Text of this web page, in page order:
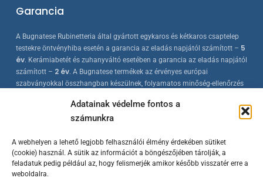
Adatainak védelme fontos a
számunkra
A webhelyen a lehető legjobb felhasználói élmény érdekében sütiket
(cookie) használ. A sütik az információt a böngészőjében tárolják, a
feladatuk pedig például az, hogy felismerjék amikor később visszatér erre a
weboldalra.
Garancia
A Bugnatese Rubinetteria által gyártott egykaros és kétkaros csaptelep
testekre öntvényhiba esetén a garancia az eladás napjától számított – 5
év. Kerámiabetét és zuhanyváltó esetében a garancia az eladás napjától
számított – 2 év. A Bugnatese termékek az érvényes európai
szabványokkal összhangban készülnek, folyamatos minőség-ellenőrzés